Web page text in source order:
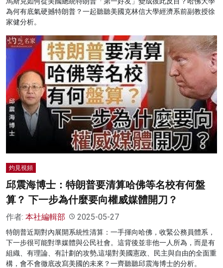
為何有底氣硬撼特朗普？一起聽聽美國克林信大學經濟系前副教授徐
家健分析。
灼見視頻
邱震海博士：特朗普要清算哈佛等名校有何盤
算？ 下一步為什麼要向權威媒體開刀？
作者: 本社編輯部 2025-05-27
特朗普近期對內展開系統性清算：一手揮向哈佛，收緊公務員體系，
下一步很可能對準媒體與公民社會。這背後並非他一人所為，而是有
組織、有理論、有計劃的攻勢,這場對美國憲政、民主與自由的全面重
構，會不會徹底改寫美國的未來？一齊聽聽邱震海博士的分析。